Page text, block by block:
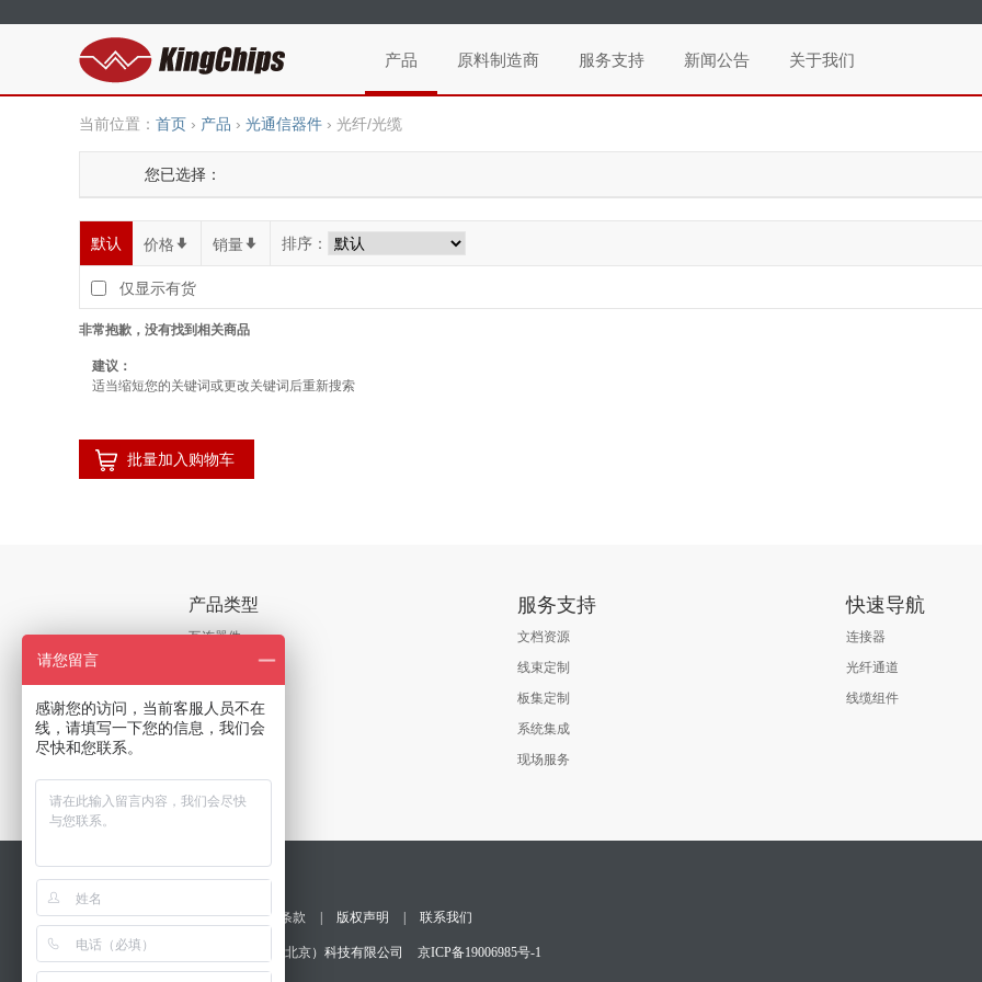
产品 原料制造商 服务支持 新闻公告 关于我们
当前位置： 首页 › 产品 › 光通信器件 › 光纤/光缆
您已选择：
默认 价格 * 销量 * 排序：
仅显示有货
非常抱歉，没有找到相关商品
建议：
适当缩短您的关键词或更改关键词后重新搜索
批量加入购物车
产品类型
互连器件
线缆及附件
板卡及系统
服务支持
文档资源
线束定制
板集定制
系统集成
现场服务
快速导航
连接器
光纤通道
线缆组件
隐私保护 | 销售条款 版权声明 联系我们
版权所有©京芯微（北京）科技有限公司 京ICP备19006985号-1
请您留言
感谢您的访问，当前客服人员不在
线，请填写一下您的信息，我们会
尽快和您联系。